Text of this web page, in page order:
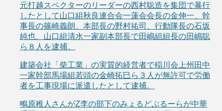
元打越スペクターのリーダーの西村聡造を集団で暴行
したとして山口組秋良連合会一蓮会会長の金伸一、幹
事長の篠崎義朗、本部長の野村祐司、行動隊長の石坂
純也、山口組清水一家副本部長で田嶋組組長の田嶋聡
ら８人を逮捕。
建築会社「柴工業」の実質的経営者で稲川会上州田中
一家幹部馬場組若頭の金崎拓巳ら３人が無許可で労働
者を工事現場に派遣したとして逮捕。
鴫原稚人さんがZ李の部下のみょるどぶるーらが中華